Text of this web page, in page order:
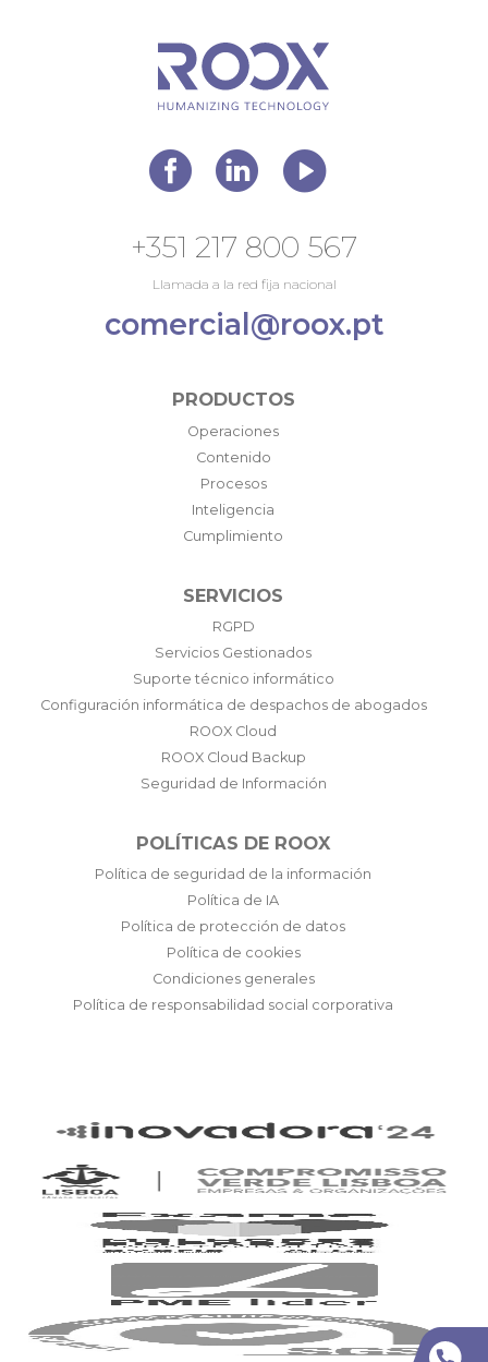
+351 217 800 567
Llamada a la red fija nacional
comercial@roox.pt
PRODUCTOS
Operaciones
Contenido
Procesos
Inteligencia
Cumplimiento
SERVICIOS
RGPD
Servicios Gestionados
Suporte técnico informático
Configuración informática de despachos de abogados
ROOX Cloud
ROOX Cloud Backup
Seguridad de Información
POLÍTICAS DE ROOX
Política de seguridad de la información
Política de IA
Política de protección de datos
Política de cookies
Condiciones generales
Política de responsabilidad social corporativa